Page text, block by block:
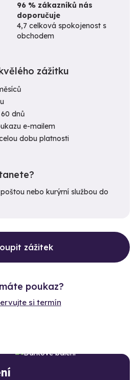
96 % zákazníků nás
doporučuje
4,7 celková spokojenost s
obchodem
zážitku
dnů
e-mailem
dobu platnosti
nebo kurýrní službou do
zážitek
poukaz?
si termín